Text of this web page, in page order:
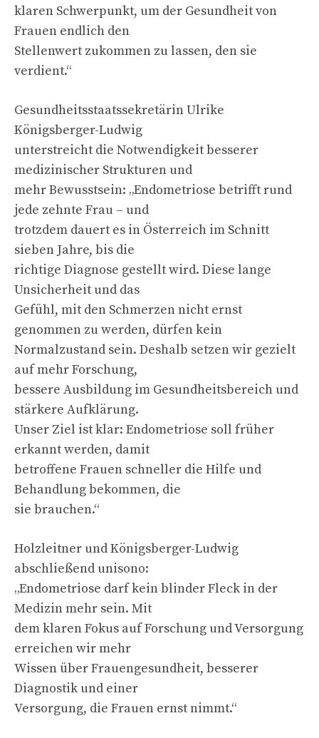
klaren Schwerpunkt, um der Gesundheit von
Frauen endlich den
Stellenwert zukommen zu lassen, den sie
verdient.“
Gesundheitsstaatssekretärin Ulrike
Königsberger-Ludwig
unterstreicht die Notwendigkeit besserer
medizinischer Strukturen und
mehr Bewusstsein: „Endometriose betrifft rund
jede zehnte Frau – und
trotzdem dauert es in Österreich im Schnitt
sieben Jahre, bis die
richtige Diagnose gestellt wird. Diese lange
Unsicherheit und das
Gefühl, mit den Schmerzen nicht ernst
genommen zu werden, dürfen kein
Normalzustand sein. Deshalb setzen wir gezielt
auf mehr Forschung,
bessere Ausbildung im Gesundheitsbereich und
stärkere Aufklärung.
Unser Ziel ist klar: Endometriose soll früher
erkannt werden, damit
betroffene Frauen schneller die Hilfe und
Behandlung bekommen, die
sie brauchen.“
Holzleitner und Königsberger-Ludwig
abschließend unisono:
„Endometriose darf kein blinder Fleck in der
Medizin mehr sein. Mit
dem klaren Fokus auf Forschung und Versorgung
erreichen wir mehr
Wissen über Frauengesundheit, besserer
Diagnostik und einer
Versorgung, die Frauen ernst nimmt.“